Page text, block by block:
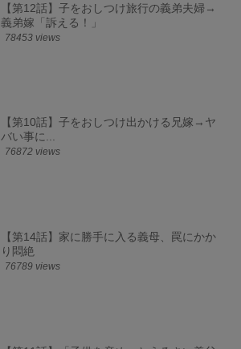
【第12話】子をおしつけ旅行の義弟夫婦→
義弟嫁「訴える！」
78453 views
【第10話】子をおしつけ出かける兄嫁→ヤ
バい事に...
76872 views
【第14話】家に勝手に入る義母、罠にかか
り悶絶
76789 views